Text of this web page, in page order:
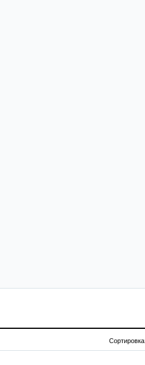
Сортировка: